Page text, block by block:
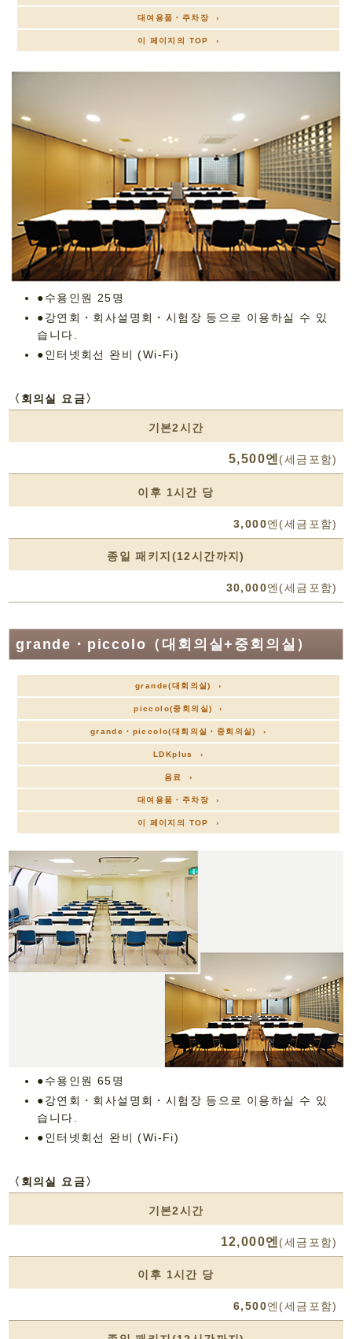
대여용품・주차장 ›
이 페이지의 TOP ›
●수용인원 25명
●강연회・회사설명회・시험장 등으로 이용하실 수 있
습니다.
●인터넷회선 완비 (Wi-Fi)
〈회의실 요금〉
기본2시간
5,500엔 (세금포함)
이후 1시간 당
3,000엔(세금포함)
종일 패키지(12시간까지)
30,000엔(세금포함)
grande・piccolo（대회의실+중회의실）
grande(대회의실) ›
piccolo(중회의실) ›
grande・piccolo(대회의실・중회의실) ›
LDKplus ›
음료 ›
대여용품・주차장 ›
이 페이지의 TOP ›
●수용인원 65명
●강연회・회사설명회・시험장 등으로 이용하실 수 있
습니다.
●인터넷회선 완비 (Wi-Fi)
〈회의실 요금〉
기본2시간
12,000엔 (세금포함)
이후 1시간 당
6,500엔(세금포함)